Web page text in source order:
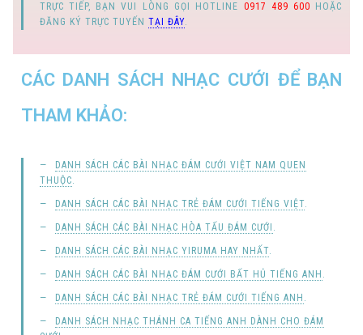
TRỰC TIẾP, BẠN VUI LÒNG GỌI HOTLINE 0917 489 600 HOẶC
ĐĂNG KÝ TRỰC TUYẾN TẠI ĐÂY.
CÁC DANH SÁCH NHẠC CƯỚI ĐỂ BẠN
THAM KHẢO:
DANH SÁCH CÁC BÀI NHẠC ĐÁM CƯỚI VIỆT NAM QUEN
THUỘC
DANH SÁCH CÁC BÀI NHẠC TRẺ ĐÁM CƯỚI TIẾNG VIỆT.
DANH SÁCH CÁC BÀI NHẠC HÒA TẤU ĐÁM CƯỚI
DANH SÁCH CÁC BÀI NHẠC YIRUMA HAY NHẤT.
DANH SÁCH CÁC BÀI NHẠC ĐÁM CƯỚI BẤT HỦ TIẾNG ANH
DANH SÁCH CÁC BÀI NHẠC TRẺ ĐÁM CƯỚI TIẾNG ANH
DANH SÁCH NHẠC THÁNH CA TIẾNG ANH DÀNH CHO ĐÁM